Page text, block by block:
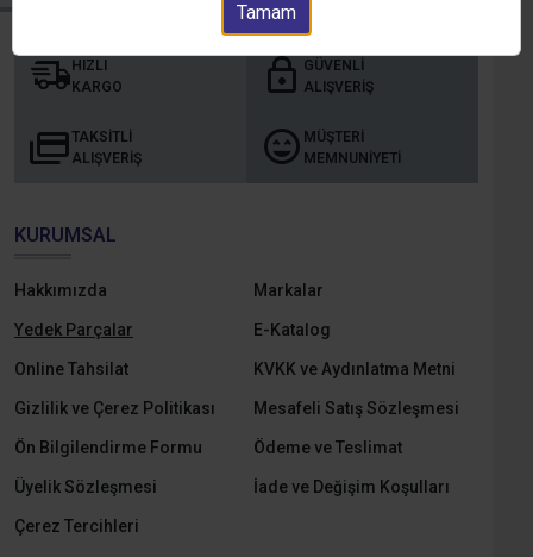
HIZLI
KARGO
GÜVENLI
ALIŞVERIŞ
TAKSITLI
ALIŞVERIŞ
MÜŞTERI
MEMNUNIYETI
KURUMSAL
Hakkımızda Markalar
Yedek Parçalar E-Katalog
Online Tahsilat KVKK ve Aydınlatma Metni
Gizlilik ve Çerez Politikası Mesafeli Satış Sözleşmesi
Ön Bilgilendirme Formu Ödeme ve Teslimat
Üyelik Sözleşmesi İade ve Değişim Koşulları
Çerez Tercihleri
Tamam